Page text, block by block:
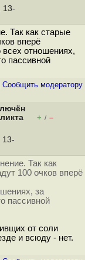
13-
Так как старые
вперё
отношениях,
пассивной
Cообщить модератору
+ / –
13-
Так как
100 очков вперё
за
пассивной
от соли
и всюду - нет.